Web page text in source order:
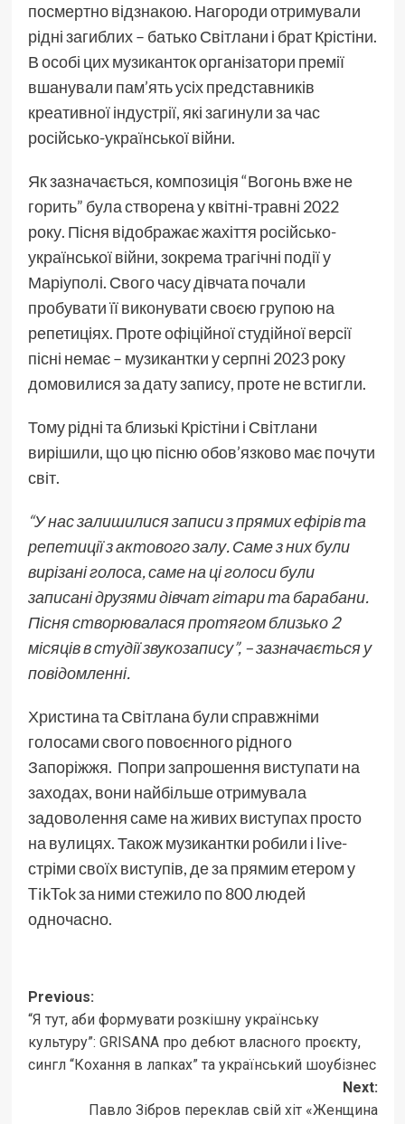
посмертно відзнакою. Нагороди отримували
рідні загиблих – батько Світлани і брат Крістіни.
В особі цих музиканток організатори премії
вшанували пам’ять усіх представників
креативної індустрії, які загинули за час
російсько-української війни.
Як зазначається, композиція “Вогонь вже не
горить” була створена у квітні-травні 2022
року. Пісня відображає жахіття російсько-
української війни, зокрема трагічні події у
Маріуполі. Свого часу дівчата почали
пробувати її виконувати своєю групою на
репетиціях. Проте офіційної студійної версії
пісні немає – музикантки у серпні 2023 року
домовилися за дату запису, проте не встигли.
Тому рідні та близькі Крістіни і Світлани
вирішили, що цю пісню обов’язково має почути
світ.
“У нас залишилися записи з прямих ефірів та
репетиції з актового залу. Саме з них були
вирізані голоса, саме на ці голоси були
записані друзями дівчат гітари та барабани.
Пісня створювалася протягом близько 2
місяців в студії звукозапису”, – зазначається у
повідомленні.
Христина та Світлана були справжніми
голосами свого повоєнного рідного
Запоріжжя. Попри запрошення виступати на
заходах, вони найбільше отримувала
задоволення саме на живих виступах просто
на вулицях. Також музикантки робили і live-
стріми своїх виступів, де за прямим етером у
TikTok за ними стежило по 800 людей
одночасно.
Post
navigation
Previous:
“Я тут, аби формувати розкішну українську
культуру”: GRISANA про дебют власного проєкту,
сингл “Кохання в лапках” та український шоубізнес
Next:
Павло Зібров переклав свій хіт «Женщина